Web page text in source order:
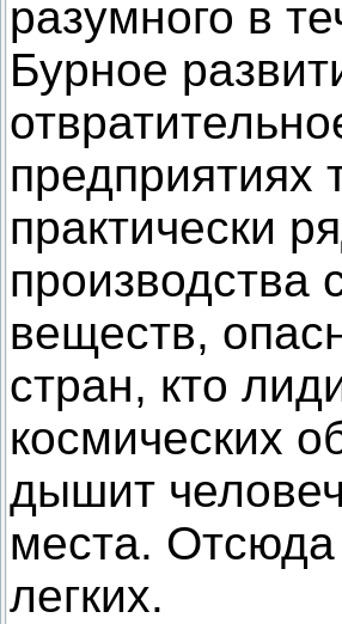
разумного в
Бурное
практически
производства
веществ,
стран, кто
космических
дышит
места. Отсюда
легких.